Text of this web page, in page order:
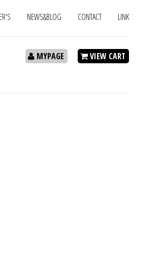
NEWS&BLOG CONTACT LINK
VIEW CART
MYPAGE